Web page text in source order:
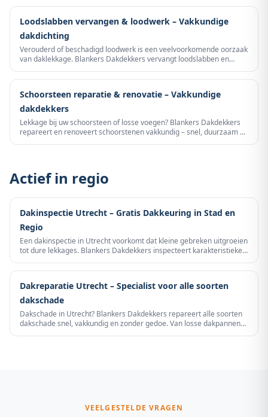
Loodslabben vervangen & loodwerk – Vakkundige
dakdichting
Verouderd of beschadigd loodwerk is een veelvoorkomende oorzaak
van daklekkage. Blankers Dakdekkers vervangt loodslabben en
Schoorsteen reparatie & renovatie – Vakkundige
dakdekkers
Lekkage bij uw schoorsteen of losse voegen? Blankers Dakdekkers
repareert en renoveert schoorstenen vakkundig – snel, duurzaam en
Actief in regio
Dakinspectie Utrecht – Gratis Dakkeuring in Stad en
Regio
Een dakinspectie in Utrecht voorkomt dat kleine gebreken uitgroeien
tot dure lekkages. Blankers Dakdekkers inspecteert karakteristieke
Overvecht en nieuwbouw in Leidsche Rijn. Gratis bij offerte-
Dakreparatie Utrecht – Specialist voor alle soorten
dakschade
Dakschade in Utrecht? Blankers Dakdekkers repareert alle soorten
dakschade snel, vakkundig en zonder gedoe. Van losse dakpannen
VEELGESTELDE VRAGEN